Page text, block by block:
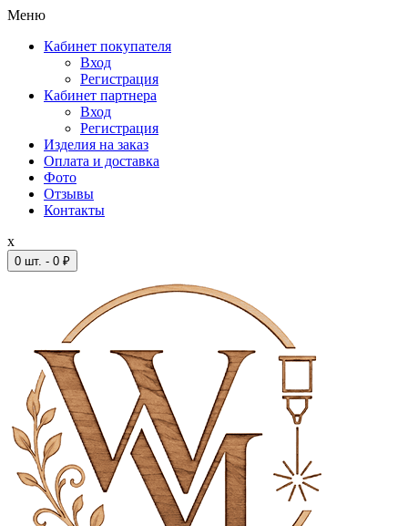
Меню
Кабинет покупателя
Вход
Регистрация
Кабинет партнера
Вход
Регистрация
Изделия на заказ
Оплата и доставка
Фото
Отзывы
Контакты
x
0 шт. - 0 ₽